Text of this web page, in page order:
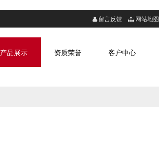
留言反馈 网站地图
客户中心
资质荣誉
产品展示